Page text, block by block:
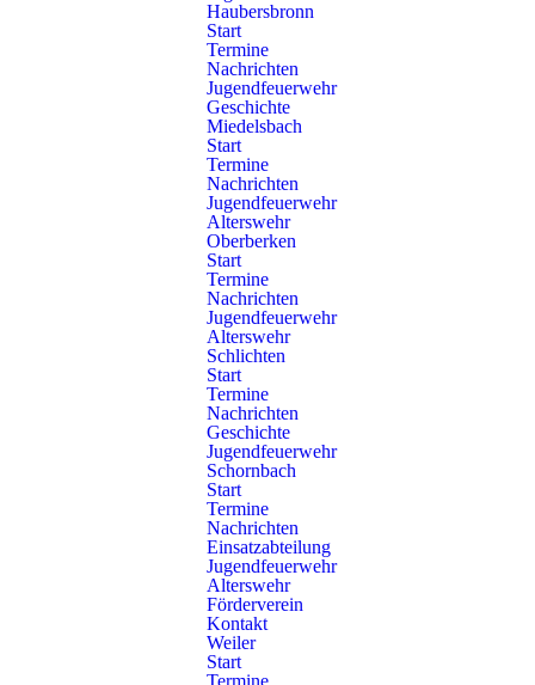
Haubersbronn
Start
Termine
Nachrichten
Jugendfeuerwehr
Geschichte
Miedelsbach
Start
Termine
Nachrichten
Jugendfeuerwehr
Alterswehr
Oberberken
Start
Termine
Nachrichten
Jugendfeuerwehr
Alterswehr
Schlichten
Start
Termine
Nachrichten
Geschichte
Jugendfeuerwehr
Schornbach
Start
Termine
Nachrichten
Einsatzabteilung
Jugendfeuerwehr
Alterswehr
Förderverein
Kontakt
Weiler
Start
Termine
Laufende Einsatznummer:
Datum & Uhrzeit der Alarmierung:
Apfelweg, Schorndorf-Schlichten
Technische Hilfeleistung – H Türe Notfalltüröffnung
Schorndorf 1/40 – Mittleres Löschfahrzeug
Schorndorf 6/42 – Löschgruppenfahrzeug